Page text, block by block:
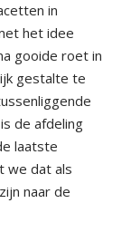
in
het idee
gooide roet in
gestalte te
de afdeling
laatste
we dat als
naar de